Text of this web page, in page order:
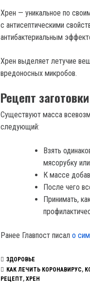
Хрен — уникальное по
с антисептическими
антибактериальным
Хрен выделяет летучие
вредоносных микробов.
Рецепт
Существуют масса
следующий:
Взять
мясорубку
К массе
После чего
Принимать,
Ранее Главпост писал о
ЗДОРОВЬЕ
КАК ЛЕЧИТЬ КОРОНАВИРУС,
РЕЦЕПТ, ХРЕН